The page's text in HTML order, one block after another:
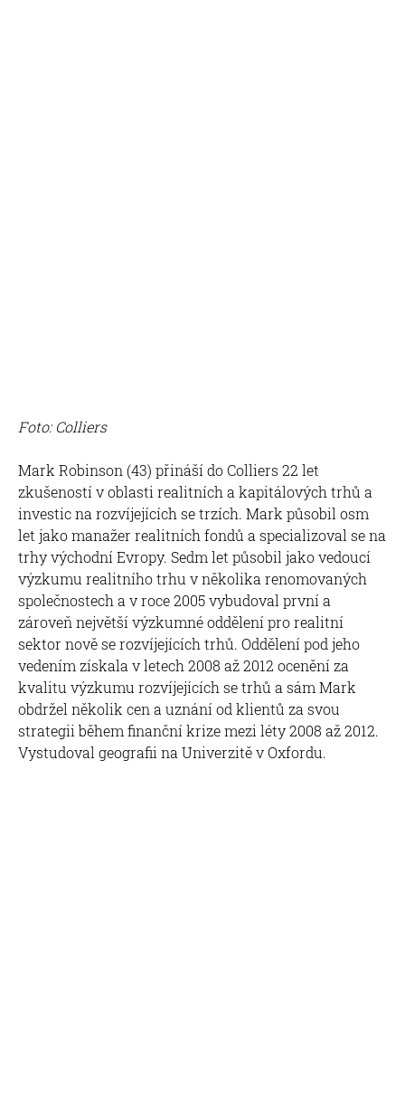
Foto: Colliers
Mark Robinson (43) přináší do Colliers 22 let
zkušeností v oblasti realitních a kapitálových trhů a
investic na rozvíjejících se trzích. Mark působil osm
let jako manažer realitních fondů a specializoval se na
trhy východní Evropy. Sedm let působil jako vedoucí
výzkumu realitního trhu v několika renomovaných
společnostech a v roce 2005 vybudoval první a
zároveň největší výzkumné oddělení pro realitní
sektor nově se rozvíjejících trhů. Oddělení pod jeho
vedením získala v letech 2008 až 2012 ocenění za
kvalitu výzkumu rozvíjejících se trhů a sám Mark
obdržel několik cen a uznání od klientů za svou
strategii během finanční krize mezi léty 2008 až 2012.
Vystudoval geografii na Univerzitě v Oxfordu.